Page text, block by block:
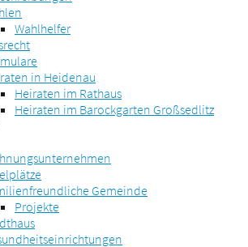
Wahlhelfer
in Heidenau
Heiraten im Rathaus
Heiraten im Barockgarten Großsedlitz
Gemeinde
Projekte